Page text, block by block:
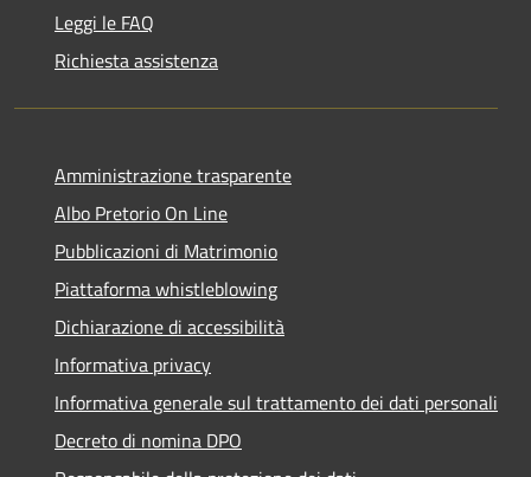
Leggi le FAQ
Richiesta assistenza
Amministrazione trasparente
Albo Pretorio On Line
Pubblicazioni di Matrimonio
Piattaforma whistleblowing
Dichiarazione di accessibilità
Informativa privacy
Informativa generale sul trattamento dei dati personali
Decreto di nomina DPO